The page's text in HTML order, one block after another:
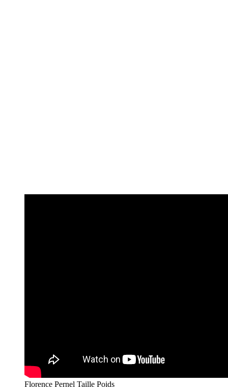
Florence Pernel Taille Poids